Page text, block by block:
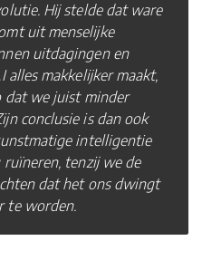
Hij stelde dat ware
uit menselijke
uitdagingen en
alles makkelijker maakt,
dat we juist minder
conclusie is dan ook
intelligentie
tenzij we de
dat het ons dwingt
te worden.